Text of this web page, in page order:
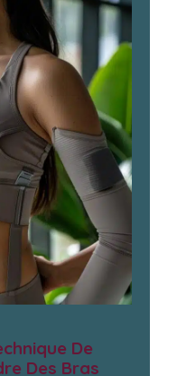
De
Des Bras